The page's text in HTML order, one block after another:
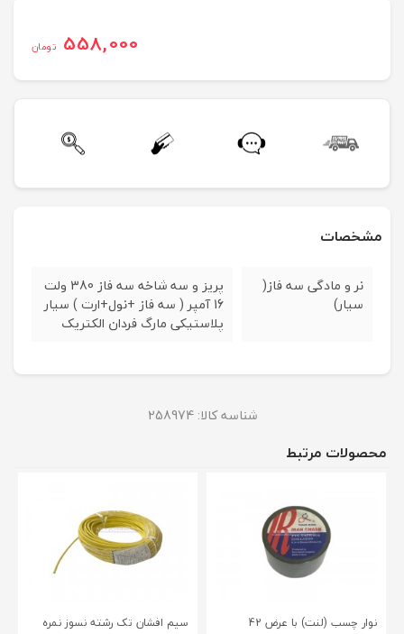
558,000 تومان
مشخصات
نر و مادگی سه فاز(
سیار)
پریز و سه شاخه سه فاز 380 ولت
16 آمپر ( سه فاز +نول+ارت ) سیار
پلاستیکی مارگ فردان الکتریک
شناسه کالا:258974
محصولات مرتبط
نوار چسب (لنت) با عرض 42
سیم افشان تک رشته نسوز نمره